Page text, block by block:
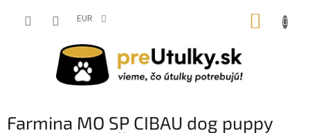
EUR
Farmina MO SP CIBAU dog puppy